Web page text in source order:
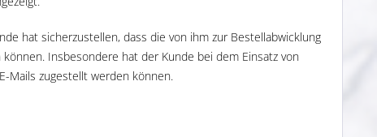
hat sicherzustellen, dass die von ihm zur Bestellabwicklung
Insbesondere hat der Kunde bei dem Einsatz von
Mails zugestellt werden können.